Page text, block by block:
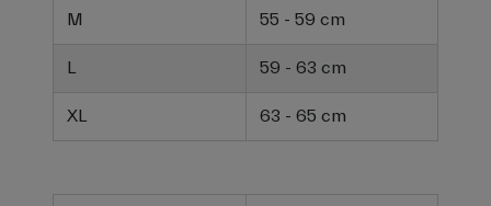
M 55 - 59 cm
L 59 - 63 cm
XL 63 - 65 cm